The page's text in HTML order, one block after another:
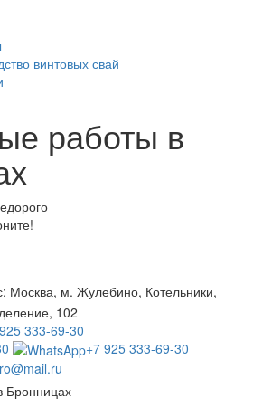
винтовых свай
работы в
Москва, м. Жулебино, Котельники,
102
333-69-30
+7 925 333-69-30